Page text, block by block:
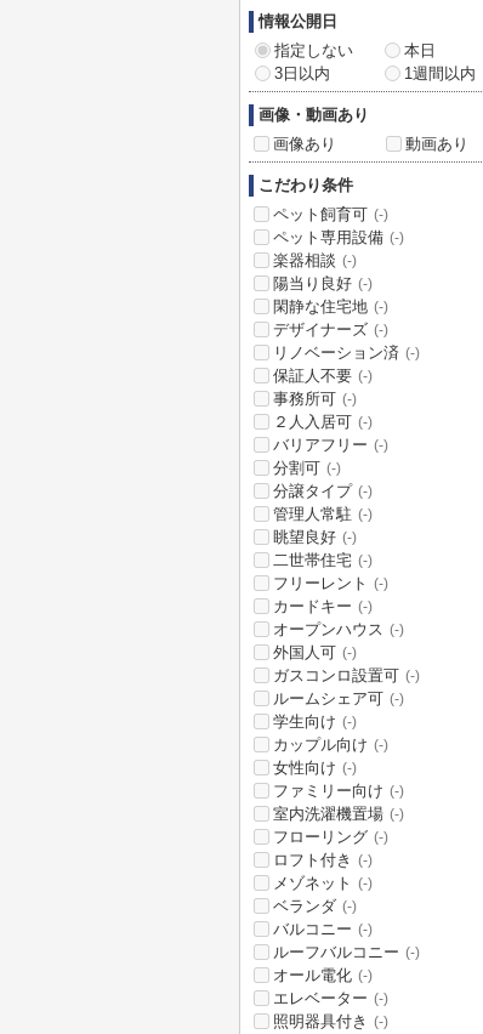
情報公開日
指定しない
本日
3日以内
1週間以内
画像・動画あり
画像あり
動画あり
こだわり条件
ペット飼育可 (-)
ペット専用設備 (-)
楽器相談 (-)
陽当り良好 (-)
閑静な住宅地 (-)
デザイナーズ (-)
リノベーション済 (-)
保証人不要 (-)
事務所可 (-)
２人入居可 (-)
バリアフリー (-)
分割可 (-)
分譲タイプ (-)
管理人常駐 (-)
眺望良好 (-)
二世帯住宅 (-)
フリーレント (-)
カードキー (-)
オープンハウス (-)
外国人可 (-)
ガスコンロ設置可 (-)
ルームシェア可 (-)
学生向け (-)
カップル向け (-)
女性向け (-)
ファミリー向け (-)
室内洗濯機置場 (-)
フローリング (-)
ロフト付き (-)
メゾネット (-)
ベランダ (-)
バルコニー (-)
ルーフバルコニー (-)
オール電化 (-)
エレベーター (-)
照明器具付き (-)